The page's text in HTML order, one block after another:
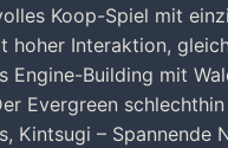
Koop-Spiel mit
hoher Interaktion,
Engine-Building mit
Evergreen schlechthin
Kintsugi – Spannende